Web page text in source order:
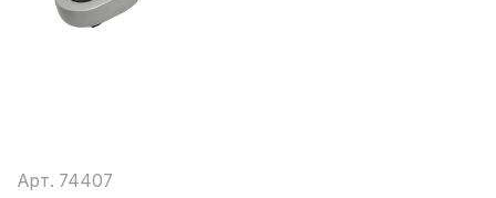
Арт. 74407